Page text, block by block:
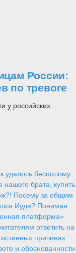
России:
по тревоге
у российских
удалось бесполому
нашего брата, купить
Посему за общим
Иуда? Понимая
платформа»
ответить на
причинах
и обоснованности